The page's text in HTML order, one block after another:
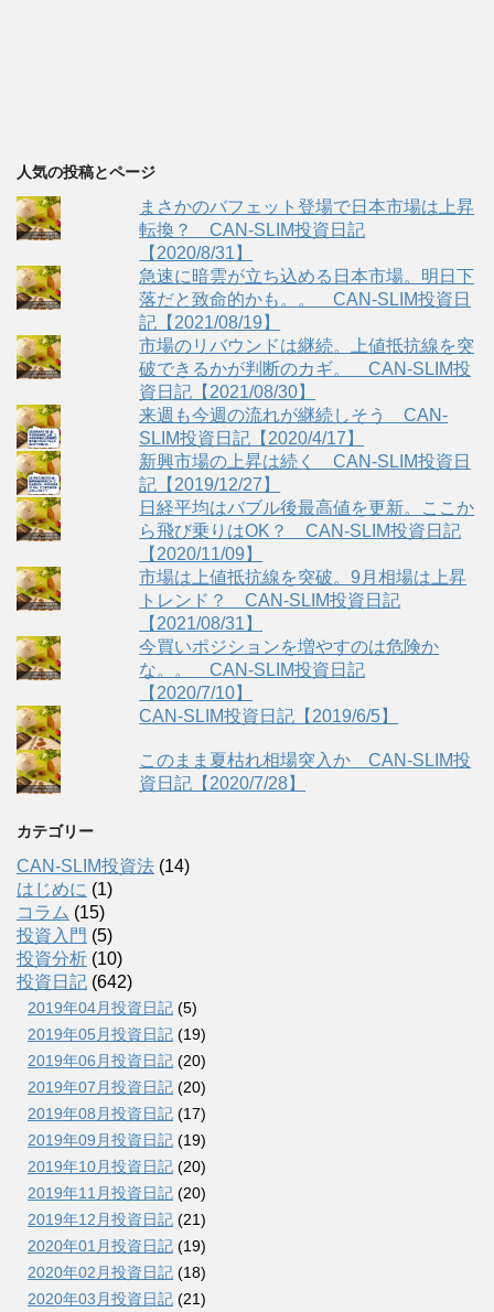
人気の投稿とページ
まさかのバフェット登場で日本市場は上昇
転換？ CAN-SLIM投資日記
【2020/8/31】
急速に暗雲が立ち込める日本市場。明日下
落だと致命的かも。。 CAN-SLIM投資日
記【2021/08/19】
市場のリバウンドは継続。上値抵抗線を突
破できるかが判断のカギ。 CAN-SLIM投
資日記【2021/08/30】
来週も今週の流れが継続しそう CAN-
SLIM投資日記【2020/4/17】
新興市場の上昇は続く CAN-SLIM投資日
記【2019/12/27】
日経平均はバブル後最高値を更新。ここか
ら飛び乗りはOK？ CAN-SLIM投資日記
【2020/11/09】
市場は上値抵抗線を突破。9月相場は上昇
トレンド？ CAN-SLIM投資日記
【2021/08/31】
今買いポジションを増やすのは危険か
な。。 CAN-SLIM投資日記
【2020/7/10】
CAN-SLIM投資日記【2019/6/5】
このまま夏枯れ相場突入か CAN-SLIM投
資日記【2020/7/28】
カテゴリー
CAN-SLIM投資法 (14)
はじめに (1)
コラム (15)
投資入門 (5)
投資分析 (10)
投資日記 (642)
2019年04月投資日記 (5)
2019年05月投資日記 (19)
2019年06月投資日記 (20)
2019年07月投資日記 (20)
2019年08月投資日記 (17)
2019年09月投資日記 (19)
2019年10月投資日記 (20)
2019年11月投資日記 (20)
2019年12月投資日記 (21)
2020年01月投資日記 (19)
2020年02月投資日記 (18)
2020年03月投資日記 (21)